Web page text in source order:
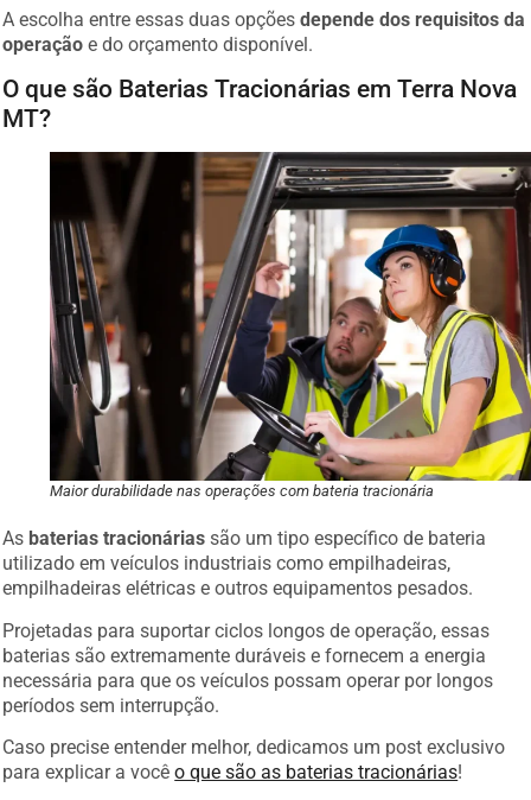
A escolha entre essas duas opçõesdepende dos requisitos da
operação e do orçamento disponível.
O que são Baterias Tracionárias em Terra Nova
MT?
Maior durabilidade nas operações com bateria tracionária
As baterias tracionárias são um tipo específico de bateria
utilizado em veículos industriais como empilhadeiras,
empilhadeiras elétricas e outros equipamentos pesados.
Projetadas para suportar ciclos longos de operação, essas
baterias são extremamente duráveis e fornecem a energia
necessária para que os veículos possam operar por longos
períodos sem interrupção.
Caso precise entender melhor, dedicamos um post exclusivo
para explicar a vocêo que são as baterias tracionárias!